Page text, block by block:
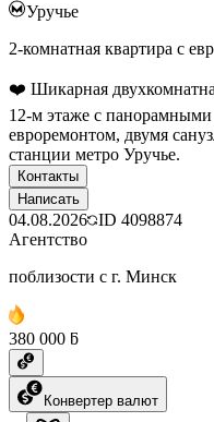
Уручье
2-комнатная квартира с
❤️ Шикарная
12-м этаже с
евроремонтом, двумя
станции метро Уручье.
Контакты
Написать
04.08.2026 ID 4098874
Агентство
поблизости с г. Минск
380 000 ƃ
Конвертер валют